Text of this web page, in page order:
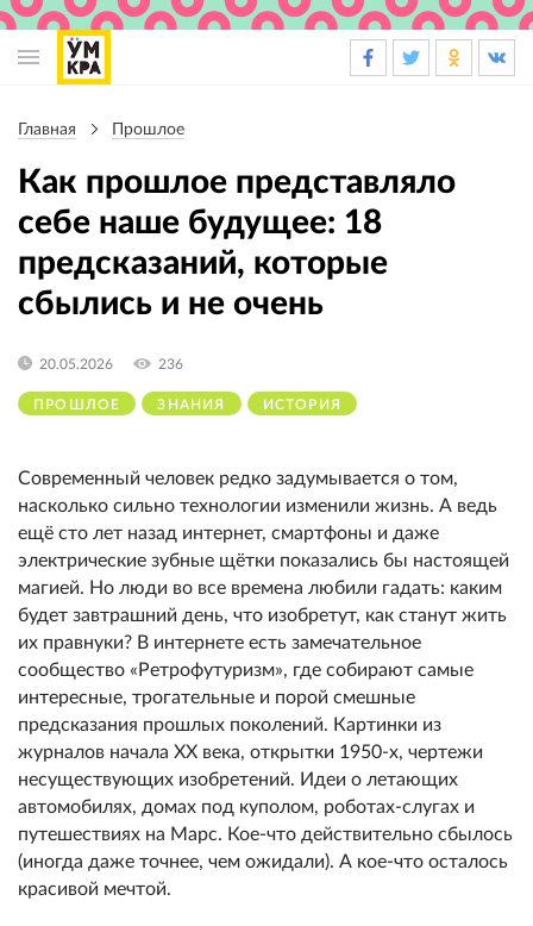
навигации
Главная Прошлое
Как прошлое представляло
себе наше будущее: 18
предсказаний, которые
сбылись и не очень
ПРОШЛОЕ ЗНАНИЯ ИСТОРИЯ
20.05.2026 236
Современный человек редко задумывается о том,
насколько сильно технологии изменили жизнь. А ведь
ещё сто лет назад интернет, смартфоны и даже
электрические зубные щётки показались бы настоящей
магией. Но люди во все времена любили гадать: каким
будет завтрашний день, что изобретут, как станут жить
их правнуки? В интернете есть замечательное
сообщество «Ретрофутуризм», где собирают самые
интересные, трогательные и порой смешные
предсказания прошлых поколений. Картинки из
журналов начала XX века, открытки 1950-х, чертежи
несуществующих изобретений. Идеи о летающих
автомобилях, домах под куполом, роботах-слугах и
путешествиях на Марс. Кое-что действительно сбылось
(иногда даже точнее, чем ожидали). А кое-что осталось
красивой мечтой.